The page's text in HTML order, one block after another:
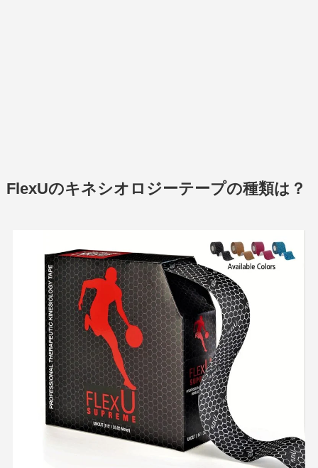
FlexUのキネシオロジーテープの種類は？